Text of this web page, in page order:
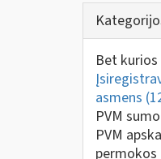
Bet
asmens
PVM
PVM